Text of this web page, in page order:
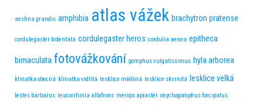
aeshna grandis amphibia atlas vážek brachytron pratense
cordulegaster bidentata cordulegaster heros cordulia aenea epitheca
bimaculata fotovážkování gomphus vulgatissimus hyla arborea
klínatka obecná klínatka vidlitá lesklice měděná lesklice skvrnitá lesklice velká
lestes barbarus leucorrhinia albifrons merops apiaster onychogomphus forcipatus